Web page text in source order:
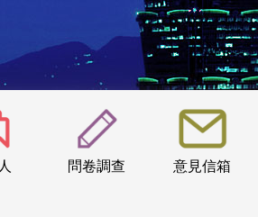
問卷調查 意見信箱
:::